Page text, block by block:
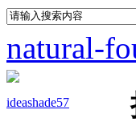
natural-
ideashade57